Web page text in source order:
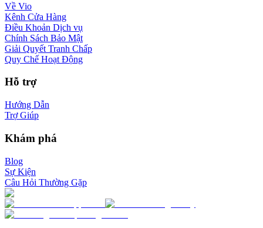
Về Vio
Kênh Cửa Hàng
Điều Khoản Dịch vụ
Chính Sách Bảo Mật
Giải Quyết Tranh Chấp
Quy Chế Hoạt Động
Hỗ trợ
Hướng Dẫn
Trợ Giúp
Khám phá
Blog
Sự Kiện
Câu Hỏi Thường Gặp